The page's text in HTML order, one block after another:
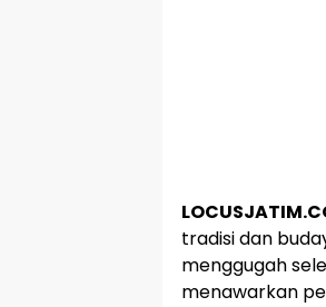
tradisi dan
menggugah
menawarkan